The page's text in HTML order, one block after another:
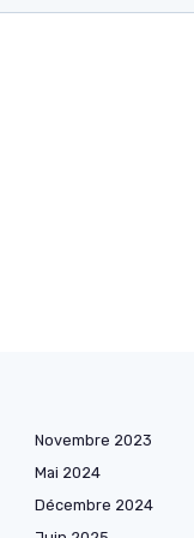
Novembre 2023
Mai 2024
Décembre 2024